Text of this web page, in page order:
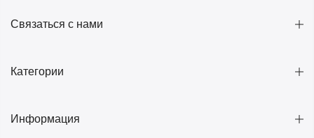
Связаться с нами
Категории
Информация